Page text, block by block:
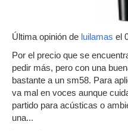
Última opinión de luilamas el
Por el precio que se
pedir más, pero con una
bastante a un sm58. Para
va mal en voces aunque
partido para acústicas o
una...